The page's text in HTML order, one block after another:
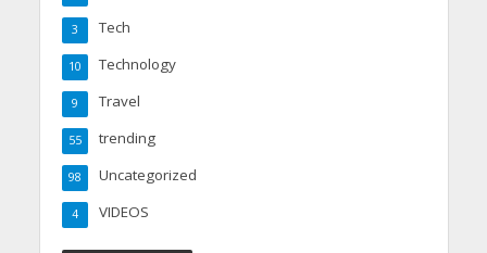
Tech
3
Technology
10
Travel
9
trending
55
Uncategorized
98
VIDEOS
4